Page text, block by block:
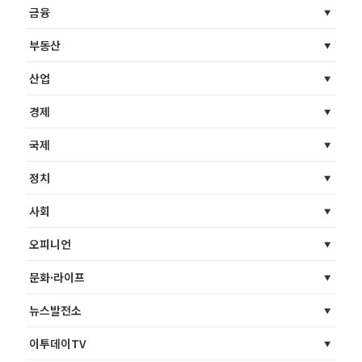
금융
부동산
산업
경제
국제
정치
사회
오피니언
문화·라이프
뉴스발전소
이투데이TV